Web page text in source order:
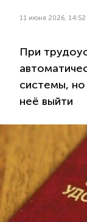
11 июня 2026, 14:52
При
системы,
неё выйти